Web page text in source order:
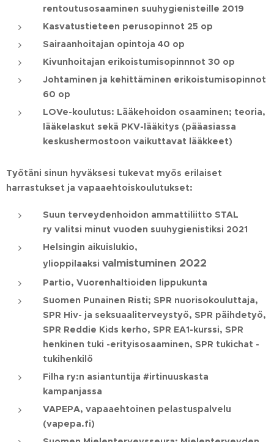
rentoutusosaaminen suuhygienisteille 2019
Kasvatustieteen perusopinnot 25 op
Sairaanhoitajan opintoja 40 op
Kivunhoitajan erikoistumisopinnnot 30 op
Johtaminen ja kehittäminen erikoistumisopinnot
60 op
LOVe-koulutus: Lääkehoidon osaaminen; teoria,
lääkelaskut sekä PKV-lääkitys (pääasiassa
keskushermostoon vaikuttavat lääkkeet)
Työtäni sinun hyväksesi tukevat myös erilaiset
harrastukset ja vapaaehtoiskoulutukset:
Suun terveydenhoidon ammattiliitto STAL
ry valitsi minut vuoden suuhygienistiksi 2021
Helsingin aikuislukio,
ylioppilaaksi valmistuminen 2022
Partio, Vuorenhaltioiden lippukunta
Suomen Punainen Risti; SPR nuorisokouluttaja,
SPR Hiv- ja seksuaaliterveystyö, SPR päihdetyö,
SPR Reddie Kids kerho, SPR EA1-kurssi, SPR
henkinen tuki -erityisosaaminen, SPR tukichat -
tukihenkilö
Filha ry:n asiantuntija #irtinuuskasta
kampanjassa
VAPEPA, vapaaehtoinen pelastuspalvelu
(vapepa.fi)